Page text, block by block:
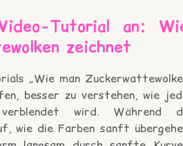
Tutorial an:
zeichnet
„Wie man
besser zu verstehen, wie
wird. Während
wie die Farben sanft